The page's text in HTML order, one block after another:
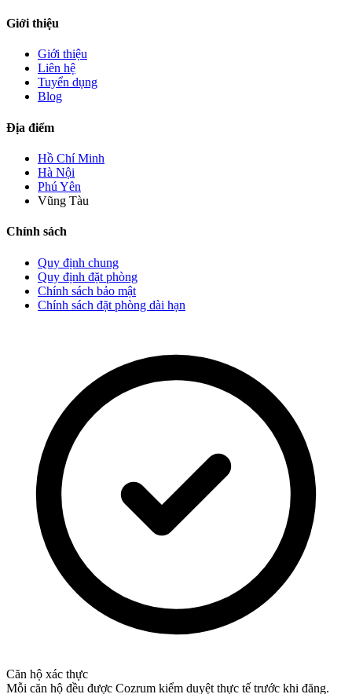
Giới thiệu
Giới thiệu
Liên hệ
Tuyển dụng
Blog
Địa điểm
Hồ Chí Minh
Hà Nội
Phú Yên
Vũng Tàu
Chính sách
Quy định chung
Quy định đặt phòng
Chính sách bảo mật
Chính sách đặt phòng dài hạn
Căn hộ xác thực
Mỗi căn hộ đều được Cozrum kiểm duyệt thực tế trước khi đăng.